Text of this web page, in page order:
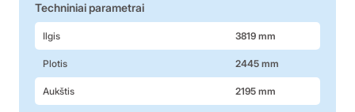
Techniniai parametrai
Ilgis 3819 mm
Plotis 2445 mm
Aukštis 2195 mm